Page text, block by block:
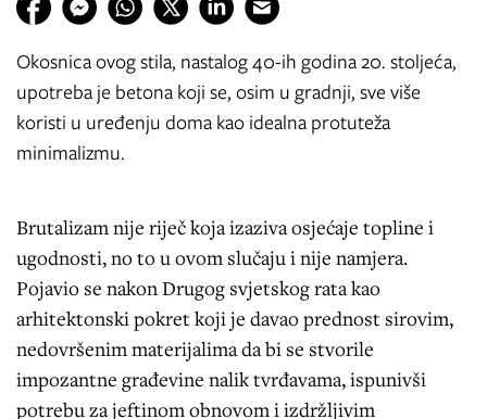
Okosnica ovog stila, nastalog 40-ih godina 20. stoljeća,
upotreba je betona koji se, osim u gradnji, sve više
koristi u uređenju doma kao idealna protuteža
minimalizmu.
Brutalizam nije riječ koja izaziva osjećaje topline i
ugodnosti, no to u ovom slučaju i nije namjera.
Pojavio se nakon Drugog svjetskog rata kao
arhitektonski pokret koji je davao prednost sirovim,
nedovršenim materijalima da bi se stvorile
impozantne građevine nalik tvrđavama, ispunivši
potrebu za jeftinom obnovom i izdržljivim